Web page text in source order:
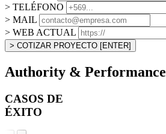
> TELÉFONO
> MAIL
> WEB ACTUAL
> COTIZAR PROYECTO [ENTER]
Authority & Performance
CASOS DE
ÉXITO